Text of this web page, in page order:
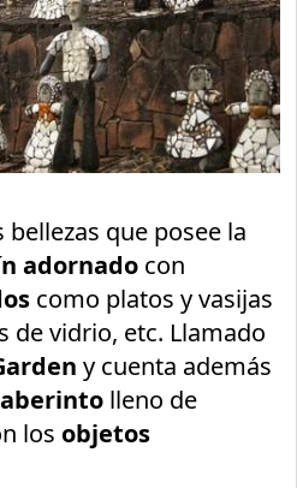
que posee la
adornado con
como platos y vasijas
de vidrio, etc. Llamado
y cuenta además
lleno de
los objetos